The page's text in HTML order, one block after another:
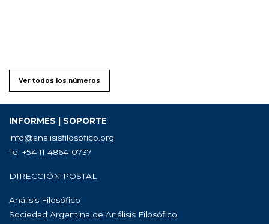
Ver todos los números
INFORMES | SOPORTE
info@analisisfilosofico.org
Te: +54 11 4864-0737
DIRECCIÓN POSTAL
Análisis Filosófico
Sociedad Argentina de Análisis Filosófico